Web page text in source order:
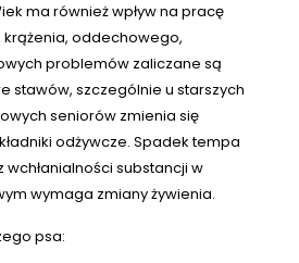
ma również wpływ na pracę
oddechowego,
problemów zaliczane są
stawów, szczególnie u starszych
seniorów zmienia się
odżywcze. Spadek tempa
substancji w
wymaga zmiany żywienia.
psa: